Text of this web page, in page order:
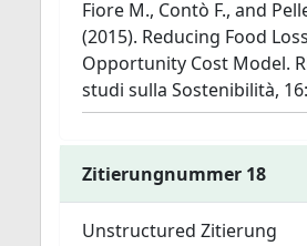
Fiore M., Contò F., and
(2015). Reducing Food
Opportunity Cost Model.
studi sulla Sostenibilità,
Zitierungnummer 18
Unstructured Zitierung